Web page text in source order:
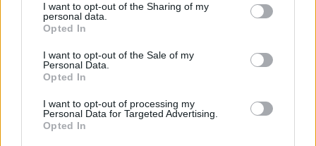
not limited to your visit or usage behaviour. You may click to
grant or deny consent to Google and its third-party tags to
use your data for below specified purposes in below Google
consent section.
I want to opt-out of the Sharing of my
personal data.
Opted In
I want to opt-out of the Sale of my
Personal Data.
Opted In
I want to opt-out of processing my
Personal Data for Targeted Advertising.
Opted In
ZOBACZ WSZYSTKIE WYNIKI
SUBSCRIBE
A customizable modal perfect for newsletters
[mc4wp_form id="496"]